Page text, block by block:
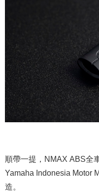
順帶一提，NMAX ABS全
Yamaha Indonesia Motor
造。